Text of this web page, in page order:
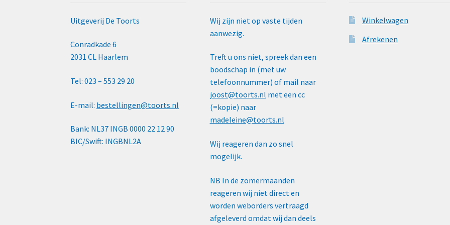
Uitgeverij De Toorts
Conradkade 6
2031 CL Haarlem
Tel: 023 – 553 29 20
E-mail: bestellingen@toorts.nl
Bank: NL37 INGB 0000 22 12 90
BIC/Swift: INGBNL2A
Wij zijn niet op vaste tijden
aanwezig.
Treft u ons niet, spreek dan een
boodschap in (met uw
telefoonnummer) of mail naar
joost@toorts.nl met een cc
(=kopie) naar
madeleine@toorts.nl
Wij reageren dan zo snel
mogelijk.
NB In de zomermaanden
reageren wij niet direct en
worden weborders vertraagd
afgeleverd omdat wij dan deels
Winkelwagen
Afrekenen